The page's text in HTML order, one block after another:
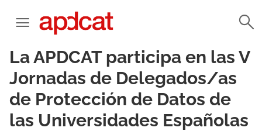
La APDCAT participa en las V
Jornadas de Delegados/as
de Protección de Datos de
las Universidades Españolas